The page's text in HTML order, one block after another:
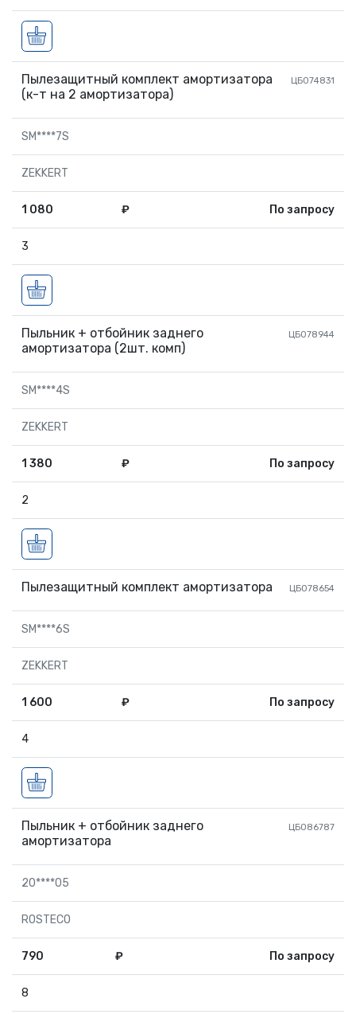
Пылезащитный комплект амортизатора
(к-т на 2 амортизатора)
ЦБ074831
SM****7S
ZEKKERT
1 080 ₽ По запросу
3
Пыльник + отбойник заднего
амортизатора (2шт. комп)
ЦБ078944
SM****4S
ZEKKERT
1 380 ₽ По запросу
2
Пылезащитный комплект амортизатора ЦБ078654
SM****6S
ZEKKERT
1 600 ₽ По запросу
4
Пыльник + отбойник заднего
амортизатора
ЦБ086787
20****05
ROSTECO
790 ₽ По запросу
8